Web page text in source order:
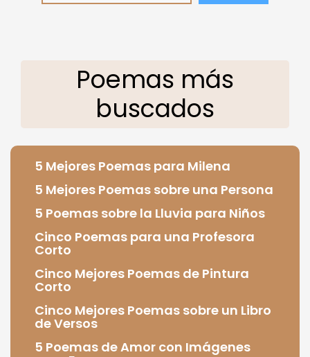
Poemas más
buscados
5 Mejores Poemas para Milena
5 Mejores Poemas sobre una Persona
5 Poemas sobre la Lluvia para Niños
Cinco Poemas para una Profesora
Corto
Cinco Mejores Poemas de Pintura
Corto
Cinco Mejores Poemas sobre un Libro
de Versos
5 Poemas de Amor con Imágenes